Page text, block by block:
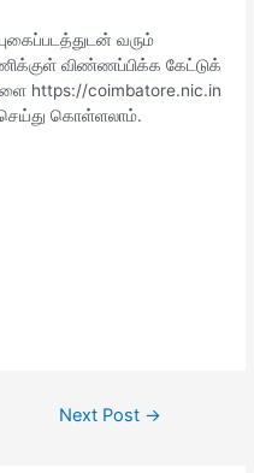
வரும்
விண்ணப்பிக்க கேட்டுக்
https://coimbatore.nic.in
கொள்ளலாம்.
Next Post →